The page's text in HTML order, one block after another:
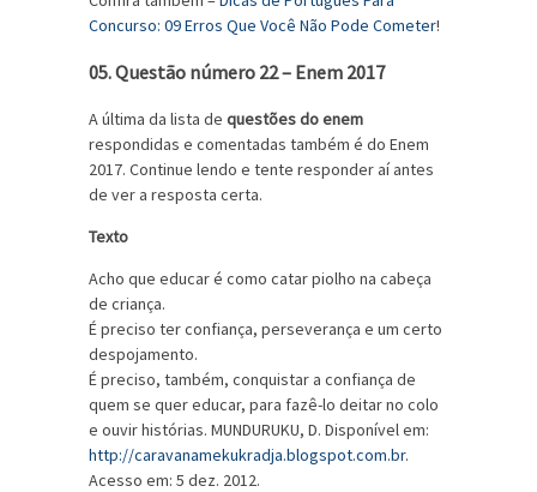
Concurso: 09 Erros Que Você Não Pode Cometer!
05. Questão número 22 – Enem 2017
A última da lista de questões do enem
respondidas e comentadas também é do Enem
2017. Continue lendo e tente responder aí antes
de ver a resposta certa.
Texto
Acho que educar é como catar piolho na cabeça
de criança.
É preciso ter confiança, perseverança e um certo
despojamento.
É preciso, também, conquistar a confiança de
quem se quer educar, para fazê-lo deitar no colo
e ouvir histórias. MUNDURUKU, D. Disponível em:
http://caravanamekukradja.blogspot.com.br.
Acesso em: 5 dez. 2012.